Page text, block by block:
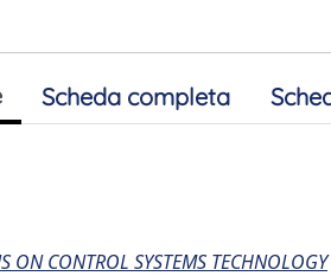
Scheda completa
ON CONTROL SYSTEMS TECHNOLOGY